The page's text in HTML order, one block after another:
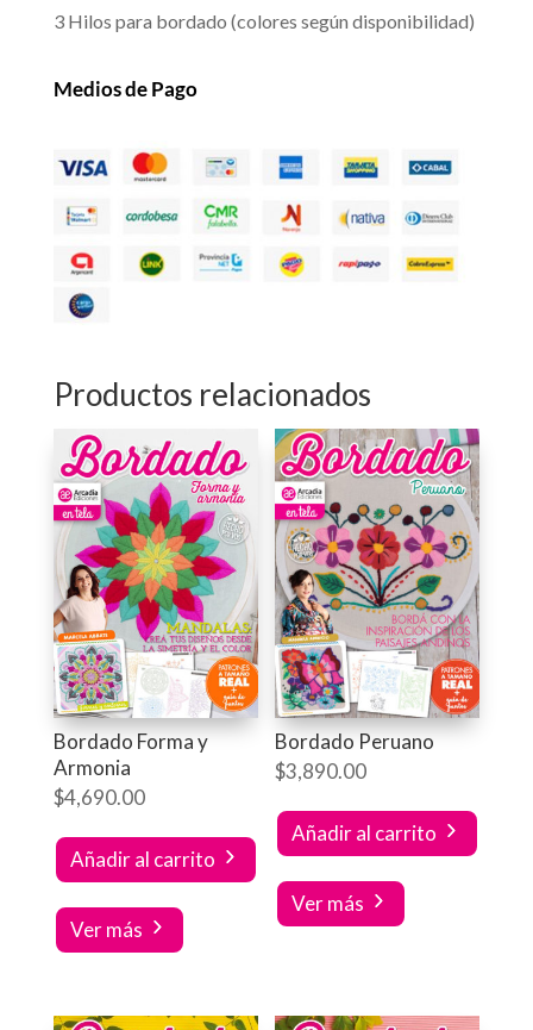
3 Hilos para bordado (colores según disponibilidad)
Medios de Pago
Productos relacionados
Bordado Forma y
Armonia
$4,690.00
Añadir al carrito
Ver más
Bordado Peruano
$3,890.00
Añadir al carrito
Ver más